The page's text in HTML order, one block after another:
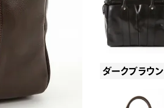
ダークブラウン